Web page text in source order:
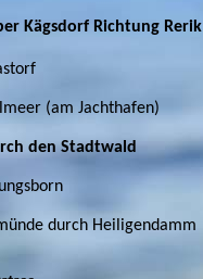
Kägsdorf Richtung Rerik
(am Jachthafen)
den Stadtwald
durch Heiligendamm